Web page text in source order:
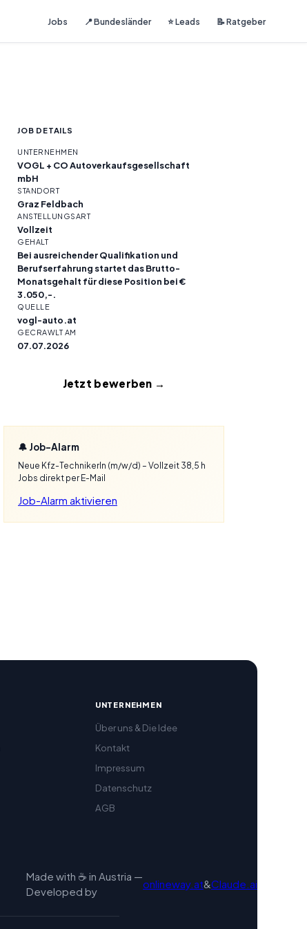
Jobs 📍 Bundesländer ⭐ Leads 📝 Ratgeber
JOB DETAILS
UNTERNEHMEN
VOGL + CO Autoverkaufsgesellschaft
mbH
STANDORT
Graz Feldbach
ANSTELLUNGSART
Vollzeit
GEHALT
Bei ausreichender Qualifikation und
Berufserfahrung startet das Brutto-
Monatsgehalt für diese Position bei €
3.050,-.
QUELLE
vogl-auto.at
GECRAWLT AM
07.07.2026
Jetzt bewerben →
🔔 Job-Alarm
Neue Kfz-TechnikerIn (m/w/d) – Vollzeit 38,5 h
Jobs direkt per E-Mail
Job-Alarm aktivieren
UNTERNEHMEN
Über uns & Die Idee
Kontakt
Impressum
Datenschutz
AGB
Made with ☕ in Austria —
Developed by
onlineway.at&Claude.ai